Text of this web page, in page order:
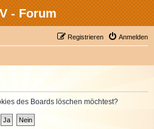
- Forum
Anmelden
Registrieren
des Boards löschen möchtest?